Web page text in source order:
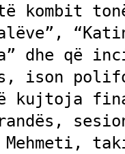
kombit
dhe që
ison
kujtoja
Mehmeti,